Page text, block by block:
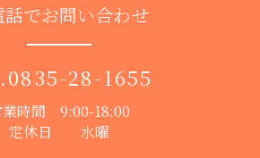
話でお問い合わせ
0835-28-1655
業時間 9:00-18:00
定休日 水曜